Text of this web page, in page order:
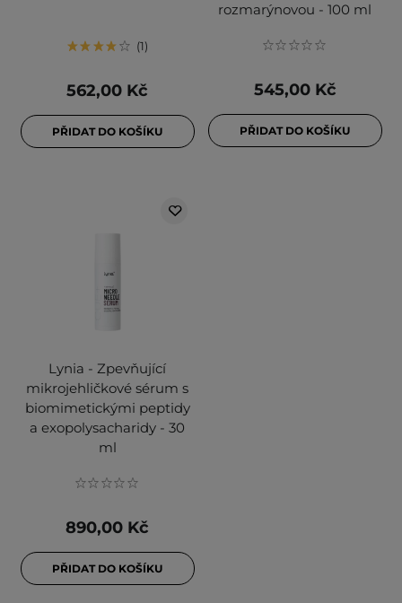
1
562,00 Kč
PŘIDAT DO KOŠÍKU
rozmarýnovou - 100 ml
545,00 Kč
PŘIDAT DO KOŠÍKU
Lynia - Zpevňující
mikrojehličkové sérum s
biomimetickými peptidy
a exopolysacharidy - 30
ml
890,00 Kč
PŘIDAT DO KOŠÍKU